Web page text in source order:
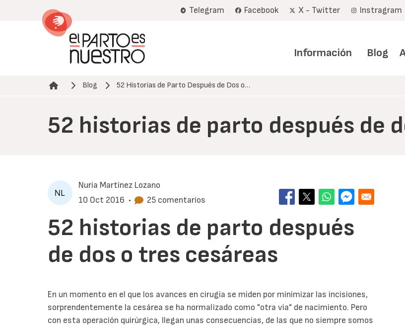
Telegram Facebook X - Twitter Instragram
Información Blog
Ruta de navegación
Blog 52 Historias de Parto Después de Dos o…
52 historias de parto después de
Nuria Martínez Lozano
10 Oct 2016 • 25 comentarios
52 historias de parto después
de dos o tres cesáreas
En un momento en el que los avances en cirugia se miden por minimizar las incisiones,
sorprendentemente la cesárea se ha normalizado como "otra via" de nacimiento. Pero
con esta operación quirúrgica, llegan unas consecuencias, de las que no siempre somos